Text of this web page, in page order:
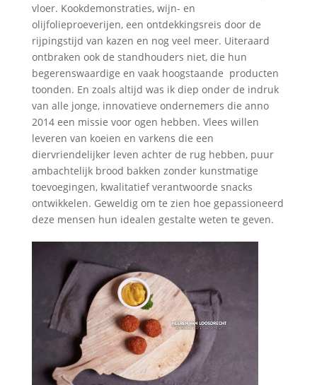
vloer. Kookdemonstraties, wijn- en
olijfolieproeverijen, een ontdekkingsreis door de
rijpingstijd van kazen en nog veel meer. Uiteraard
ontbraken ook de standhouders niet, die hun
begerenswaardige en vaak hoogstaande producten
toonden. En zoals altijd was ik diep onder de indruk
van alle jonge, innovatieve ondernemers die anno
2014 een missie voor ogen hebben. Vlees willen
leveren van koeien en varkens die een
diervriendelijker leven achter de rug hebben, puur
ambachtelijk brood bakken zonder kunstmatige
toevoegingen, kwalitatief verantwoorde snacks
ontwikkelen. Geweldig om te zien hoe gepassioneerd
deze mensen hun idealen gestalte weten te geven.